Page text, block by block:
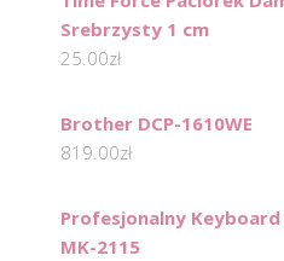
Srebrzysty 1 cm
25.00zł
Brother DCP-1610WE
819.00zł
Profesjonalny Keyboard
MK-2115